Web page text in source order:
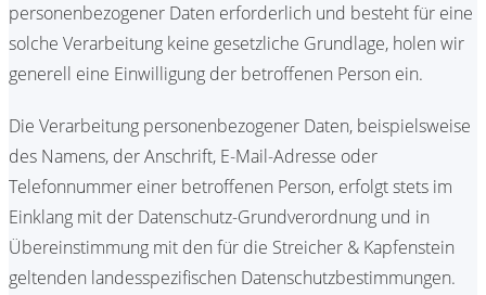
personenbezogener Daten erforderlich und besteht für eine
solche Verarbeitung keine gesetzliche Grundlage, holen wir
generell eine Einwilligung der betroffenen Person ein.
Die Verarbeitung personenbezogener Daten, beispielsweise
des Namens, der Anschrift, E-Mail-Adresse oder
Telefonnummer einer betroffenen Person, erfolgt stets im
Einklang mit der Datenschutz-Grundverordnung und in
Übereinstimmung mit den für die Streicher & Kapfenstein
geltenden landesspezifischen Datenschutzbestimmungen.